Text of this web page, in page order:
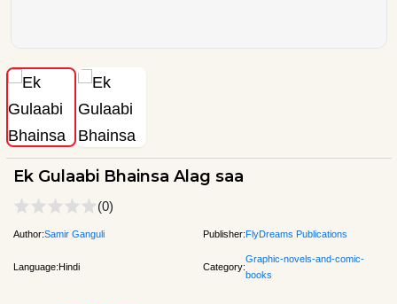
Ek Gulaabi Bhainsa Alag saa
(0)
Author:Samir Ganguli Publisher:FlyDreams Publications
Language:Hindi Category:
Graphic-novels-and-comic-
books